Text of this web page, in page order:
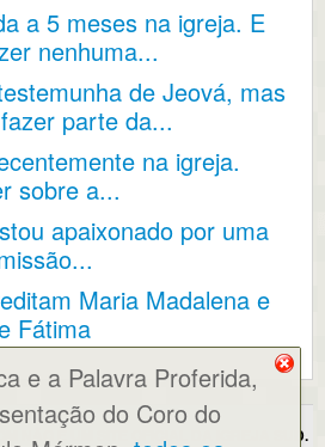
a 5 meses na igreja. E
nenhuma...
de Jeová, mas
parte da...
na igreja.
sobre a...
apaixonado por uma
Maria Madalena e
Fátima
NÃO É UM SITE OFICIAL DA IGREJA SUD.
e a Palavra Proferida,
do Coro do